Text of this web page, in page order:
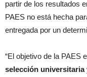
partir de los resultados
PAES no está hecha
entregada por un
“El objetivo de la PAES
selección universitaria